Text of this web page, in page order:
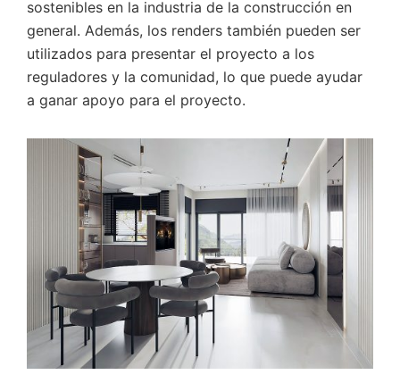
sostenibles en la industria de la construcción en
general. Además, los renders también pueden ser
utilizados para presentar el proyecto a los
reguladores y la comunidad, lo que puede ayudar
a ganar apoyo para el proyecto.